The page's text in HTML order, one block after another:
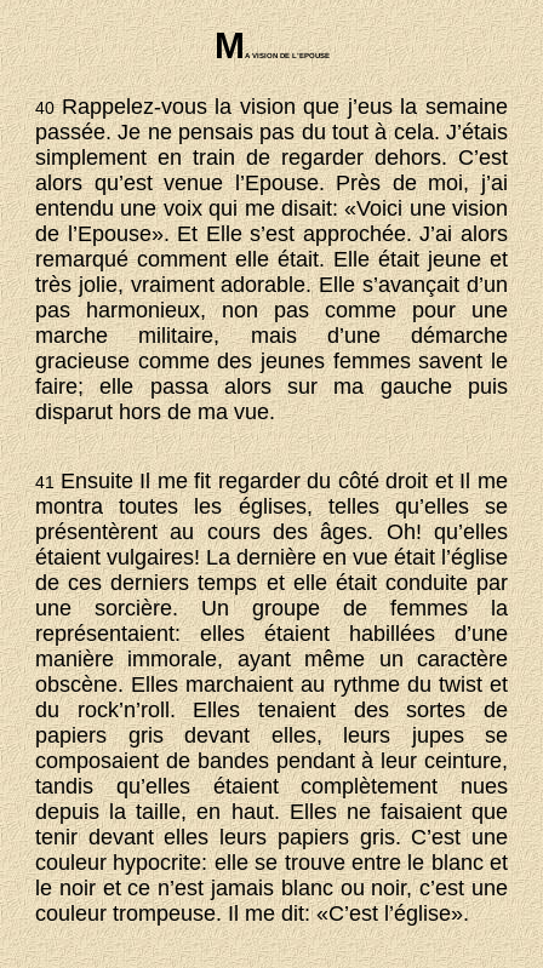
MA VISION DE L’EPOUSE
40Rappelez-vous la vision que j’eus la semaine
passée. Je ne pensais pas du tout à cela. J’étais
simplement en train de regarder dehors. C’est
alors qu’est venue l’Epouse. Près de moi, j’ai
entendu une voix qui me disait: «Voici une vision
de l’Epouse». Et Elle s’est approchée. J’ai alors
remarqué comment elle était. Elle était jeune et
très jolie, vraiment adorable. Elle s’avançait d’un
pas harmonieux, non pas comme pour une
marche militaire, mais d’une démarche
gracieuse comme des jeunes femmes savent le
faire; elle passa alors sur ma gauche puis
disparut hors de ma vue.
41Ensuite Il me fit regarder du côté droit et Il me
montra toutes les églises, telles qu’elles se
présentèrent au cours des âges. Oh! qu’elles
étaient vulgaires! La dernière en vue était l’église
de ces derniers temps et elle était conduite par
une sorcière. Un groupe de femmes la
représentaient: elles étaient habillées d’une
manière immorale, ayant même un caractère
obscène. Elles marchaient au rythme du twist et
du rock’n’roll. Elles tenaient des sortes de
papiers gris devant elles, leurs jupes se
composaient de bandes pendant à leur ceinture,
tandis qu’elles étaient complètement nues
depuis la taille, en haut. Elles ne faisaient que
tenir devant elles leurs papiers gris. C’est une
couleur hypocrite: elle se trouve entre le blanc et
le noir et ce n’est jamais blanc ou noir, c’est une
couleur trompeuse. Il me dit: «C’est l’église».